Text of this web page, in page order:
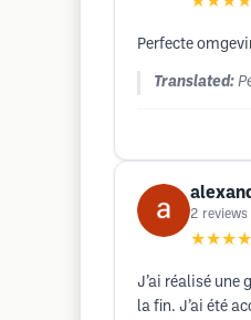
Perfecte
Translated:
2 reviews
J’ai réalisé une
la fin. J’ai été